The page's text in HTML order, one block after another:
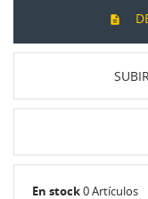
En stock0 Artículos